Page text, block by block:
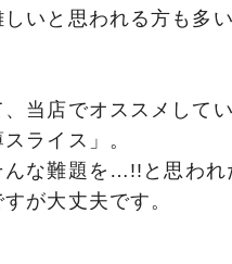
しいと思われる方も多
、当店でオススメして
スライス」。
んな難題を…!!と思われ
が大丈夫です。